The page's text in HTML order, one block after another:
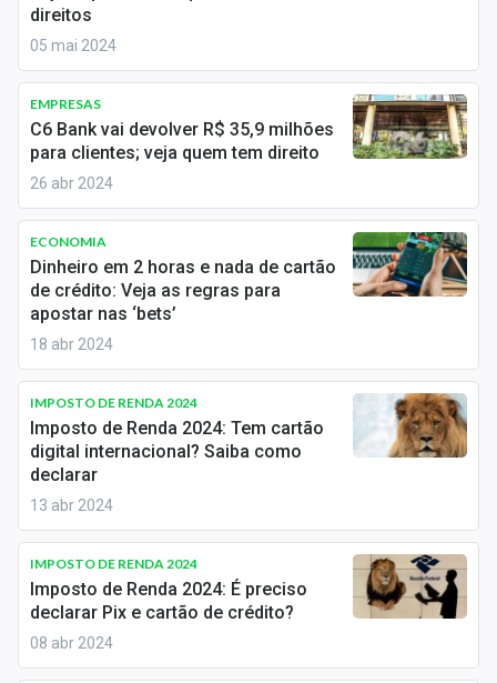
Comprar ou vender?
Carteiras Recomendadas
Central de Fundos Imobiliários
Central dos IPOs
Renda Fixa
Finanças Pessoais
Economia
Empresas
Brasil
Política
Colunas
Especiais
direitos
05 mai 2024
EMPRESAS
C6 Bank vai devolver R$ 35,9 milhões
para clientes; veja quem tem direito
26 abr 2024
ECONOMIA
Dinheiro em 2 horas e nada de cartão
de crédito: Veja as regras para
apostar nas ‘bets’
18 abr 2024
IMPOSTO DE RENDA 2024
Imposto de Renda 2024: Tem cartão
digital internacional? Saiba como
declarar
13 abr 2024
IMPOSTO DE RENDA 2024
Imposto de Renda 2024: É preciso
declarar Pix e cartão de crédito?
08 abr 2024